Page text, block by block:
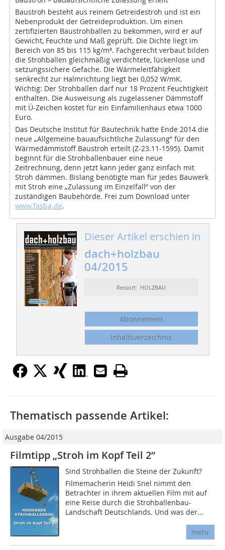
Baustroh besteht aus reinem Getreidestroh und ist ein
Nebenprodukt der Getreideproduktion. Um einen
zertifizierten Baustrohballen zu bekommen, wird er auf
Gewicht, Feuchte und Maß geprüft. Die Dichte liegt im
Bereich von 85 bis 115 kg/m³. Fachgerecht verbaut bilden
die Strohballen gleichmäßig verdichtete, lückenlose und
setzungssichere Gefache. Die Wärmeleitfähigkeit
senkrecht zur Halmrichtung liegt bei 0,052 W/mK.
Wichtig: Der Strohballen darf nur 18 Prozent Feuchtigkeit
enthalten. Die Ausweisung als zugelassener Dämmstoff
mit Ü-Zeichen kostet für ein Einfamilienhaus etwa 1000
Euro.
Das Deutsche Institut für Bautechnik hatte Ende 2014 die
neue „Allgemeine bauaufsichtliche Zulassung“ für den
Wärmedämmstoff Baustroh erteilt (Z-23.11-1595). Damit
beginnt für die Strohballenbauer eine neue
Zeitrechnung, denn jetzt kann jeder ganz einfach mit
Stroh dämmen. Bislang benötigte man für jedes Bauwerk
mit Stroh eine „Zulassung im Einzelfall“ von der
zuständigen Baubehörde. Frei zum Download unter
www.fasba.de.
Dieser Artikel erschien in
dach+holzbau
04/2015
Ressort: HOLZBAU
Abonnement
Inhaltsverzeichnis
Thematisch passende Artikel:
Ausgabe 04/2015
Filmtipp „Stroh im Kopf Teil 2“
Sind Strohballen die Steine der Zukunft?
Filmemacherin Heidi Snel nimmt den
Betrachter in ihrem aktuellen Film mit auf
eine Reise durch die Strohballenbau-
Landschaft Deutschlands. Und was der...
mehr